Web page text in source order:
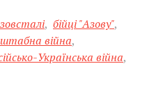
, бійці "Азову",
війна,
Українська війна,